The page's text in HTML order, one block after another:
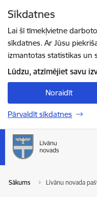
Sīkdatnes
Lai šī tīmekļvietne
sīkdatnes. Ar Jūsu
izmantotas statistikas un
Lūdzu, atzīmējiet savu
Noraidīt
Pārvaldīt sīkdatnes
Sākums Līvānu novada